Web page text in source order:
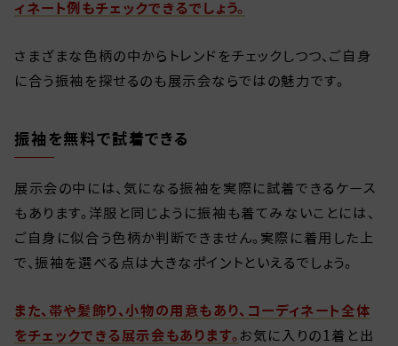
ィネート例もチェックできるでしょう。
さまざまな色柄の中からトレンドをチェックしつつ、ご自身
に合う振袖を探せるのも展示会ならではの魅力です。
振袖を無料で試着できる
展示会の中には、気になる振袖を実際に試着できるケース
もあります。洋服と同じように振袖も着てみないことには、
ご自身に似合う色柄か判断できません。実際に着用した上
で、振袖を選べる点は大きなポイントといえるでしょう。
また、帯や髪飾り、小物の用意もあり、コーディネート全体
をチェックできる展示会もあります。 お気に入りの1着と出